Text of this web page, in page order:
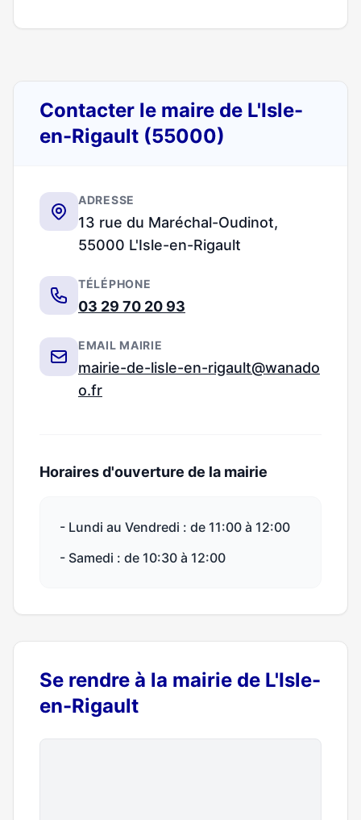
Contacter le maire de L'Isle-
en-Rigault (55000)
ADRESSE
13 rue du Maréchal-Oudinot,
55000 L'Isle-en-Rigault
TÉLÉPHONE
03 29 70 20 93
EMAIL MAIRIE
mairie-de-lisle-en-rigault@wanado
o.fr
Horaires d'ouverture de la mairie
- Lundi au Vendredi : de 11:00 à 12:00
- Samedi : de 10:30 à 12:00
Se rendre à la mairie de L'Isle-
en-Rigault